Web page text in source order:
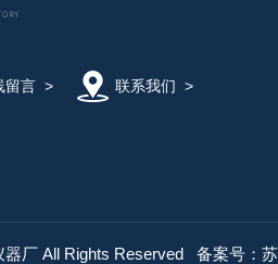
留言> 联系我们 >
厂 All Rights Reserved 备案号：